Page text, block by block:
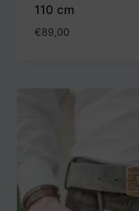
110 cm
€89,00